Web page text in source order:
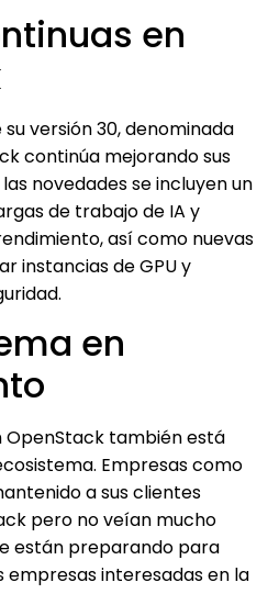
en
versión 30, denominada
continúa mejorando sus
novedades se incluyen un
de trabajo de IA y
así como nuevas
instancias de GPU y
en
OpenStack también está
Empresas como
a sus clientes
pero no veían mucho
están preparando para
empresas interesadas en la